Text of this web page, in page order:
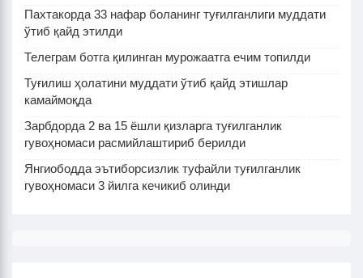
Пахтакорда 33 нафар боланинг туғилганлиги муддати
ўтиб қайд этилди
Телеграм ботга қилинган мурожаатга ечим топилди
Туғилиш ҳолатини муддати ўтиб қайд этишлар
камаймоқда
Зарбдорда 2 ва 15 ёшли қизларга туғилганлик
гувоҳномаси расмийлаштириб берилди
Янгиободда эътиборсизлик туфайли туғилганлик
гувоҳномаси 3 йилга кечикиб олинди